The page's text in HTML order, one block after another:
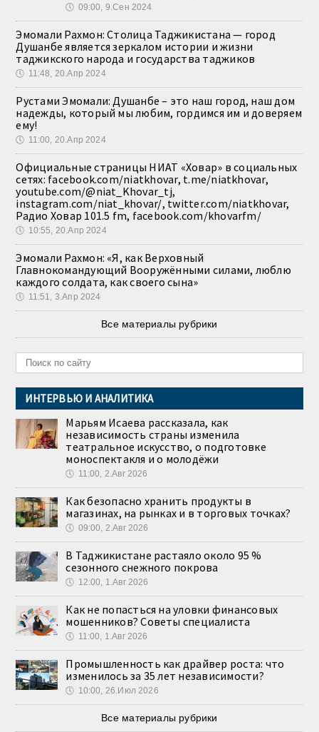
🕔 09:00, 9.Сен 2024
Эмомали Рахмон: Столица Таджикистана — город
Душанбе является зеркалом истории и жизни
таджикского народа и государства таджиков
🕔 11:48, 20.Апр 2024
Рустами Эмомали: Душанбе – это наш город, наш дом
надежды, который мы любим, гордимся им и доверяем
ему!
🕔 11:00, 20.Апр 2024
Официальные страницы НИАТ «Ховар» в социальных
сетях: facebook.com/niatkhovar, t.me/niatkhovar,
youtube.com/@niat_Khovar_tj,
instagram.com/niat_khovar/, twitter.com/niatkhovar,
Радио Ховар 101.5 fm, facebook.com/khovarfm/
🕔 10:55, 20.Апр 2024
Эмомали Рахмон: «Я, как Верховный
Главнокомандующий Вооружёнными силами, люблю
каждого солдата, как своего сына»
🕔 11:51, 3.Апр 2024
Все материалы рубрики
ИНТЕРВЬЮ И АНАЛИТИКА
Марьям Исаева рассказала, как
независимость страны изменила
театральное искусство, о подготовке
моноспектакля и о молодёжи
🕔 11:00, 2.Авг 2026
Как безопасно хранить продукты в
магазинах, на рынках и в торговых точках?
🕔 09:00, 2.Авг 2026
В Таджикистане растаяло около 95 %
сезонного снежного покрова
🕔 12:00, 1.Авг 2026
Как не попасться на уловки финансовых
мошенников? Советы специалиста
🕔 11:00, 1.Авг 2026
Промышленность как драйвер роста: что
изменилось за 35 лет независимости?
🕔 10:00, 26.Июл 2026
Все материалы рубрики